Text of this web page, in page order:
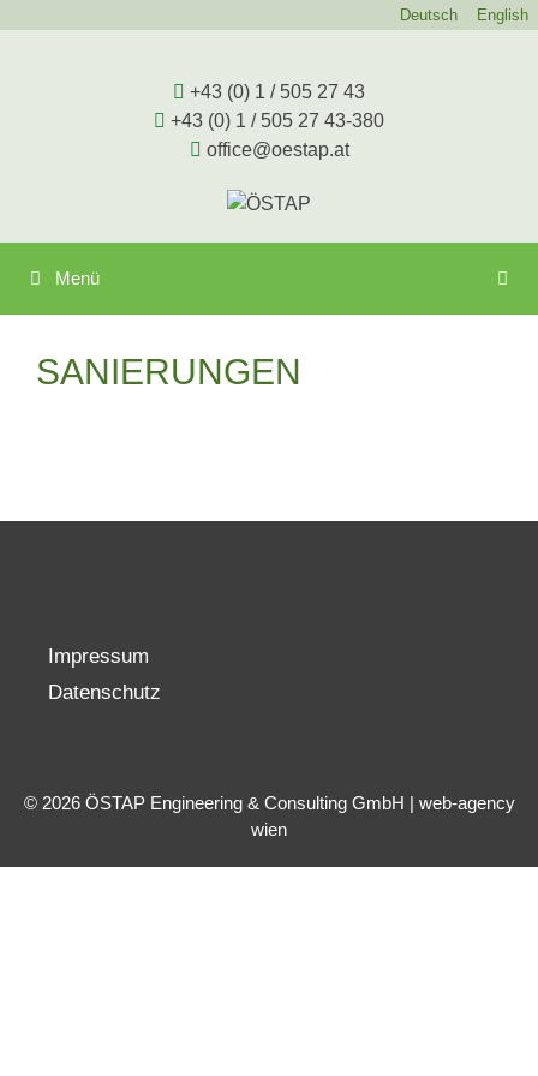
Deutsch English
+43 (0) 1 / 505 27 43
+43 (0) 1 / 505 27 43-380
office@oestap.at
Menü
SANIERUNGEN
Impressum
Datenschutz
© 2026 ÖSTAP Engineering & Consulting GmbH | web-agency
wien